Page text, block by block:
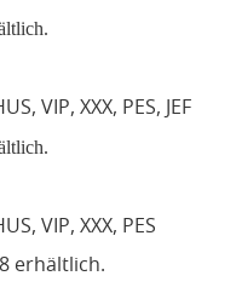
VIP, XXX, PES, JEF
VIP, XXX, PES
erhältlich.